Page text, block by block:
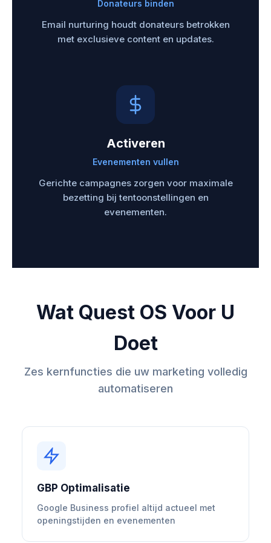
Donateurs binden
Email nurturing houdt donateurs betrokken
met exclusieve content en updates.
Activeren
Evenementen vullen
Gerichte campagnes zorgen voor maximale
bezetting bij tentoonstellingen en
evenementen.
Wat Quest OS Voor U
Doet
Zes kernfuncties die uw marketing volledig
automatiseren
GBP Optimalisatie
Google Business profiel altijd actueel met
openingstijden en evenementen